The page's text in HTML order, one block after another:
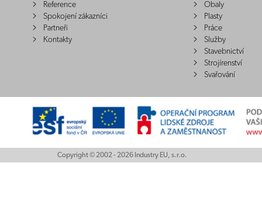
Reference
Spokojení zákazníci
Partneři
Kontakty
Obaly
Plasty
Práce
Služby
Stavebnictví
Strojírenství
Svařování
Copyright © 2002 - 2026 Industry EU, s.r.o.